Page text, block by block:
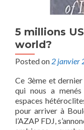
5 millions
world?
Posted on 2 janvier
Ce 3ème et dernier
qui nous a
espaces
pour arriver à
l’AZAP FDJ,